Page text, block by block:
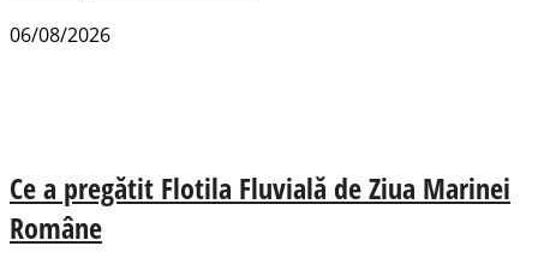
06/08/2026
Ce a pregătit Flotila Fluvială de Ziua Marinei
Române